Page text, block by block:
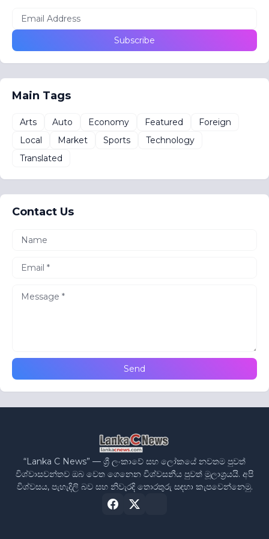
Main Tags
Arts Auto Economy Featured
Foreign
Local
Market Sports
Technology
Translated
Contact Us
“Lanka C News” — ශ්‍රී ලංකාවේ සහ ලෝකයේ නවතම පුවත්
විශ්වාසවන්තව ඔබ වෙත ගෙනෙන විශ්වසනීය පුවත් මූලාශ්‍රයයි. අපි
විශ්වසය, පැහැදිලි බව සහ නිවැරදි තොරතුරු සඳහා කැපවෙන්නෙමු.